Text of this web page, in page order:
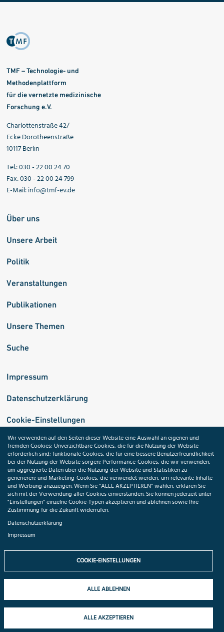
TMF – Technologie- und
Methodenplattform
für die vernetzte medizinische
Forschung e.V.
Charlottenstraße 42/
Ecke Dorotheenstraße
10117 Berlin
Tel.: 030 - 22 00 24 70
Fax: 030 - 22 00 24 799
E-Mail:info@tmf-ev.de
Über uns
Unsere Arbeit
Politik
Veranstaltungen
Publikationen
Unsere Themen
Suche
Impressum
Datenschutzerklärung
Cookie-Einstellungen
Medizininformatik-Initiative
ToolPool Gesundheitsforschung
Folgen Sie uns:
© 2026 TMF e.V. All rights reserved.
Wir verwenden auf den Seiten dieser Website eine Auswahl an eigenen und
fremden Cookies: Unverzichtbare Cookies, die für die Nutzung der Website
erforderlich sind; funktionale Cookies, die für eine bessere Benutzerfreundlichkeit
bei der Nutzung der Website sorgen; Performance-Cookies, die wir verwenden,
um aggregierte Daten über die Nutzung der Website und Statistiken zu
generieren; und Marketing-Cookies, die verwendet werden, um relevante Inhalte
und Werbung anzuzeigen. Wenn Sie "ALLE AKZEPTIEREN" wählen, erklären Sie
sich mit der Verwendung aller Cookies einverstanden. Sie können jederzeit unter
"Einstellungen" einzelne Cookie-Typen akzeptieren und ablehnen sowie Ihre
Zustimmung für die Zukunft widerrufen.
Datenschutzerklärung
Impressum
COOKIE-EINSTELLUNGEN
ALLE ABLEHNEN
ALLE AKZEPTIEREN